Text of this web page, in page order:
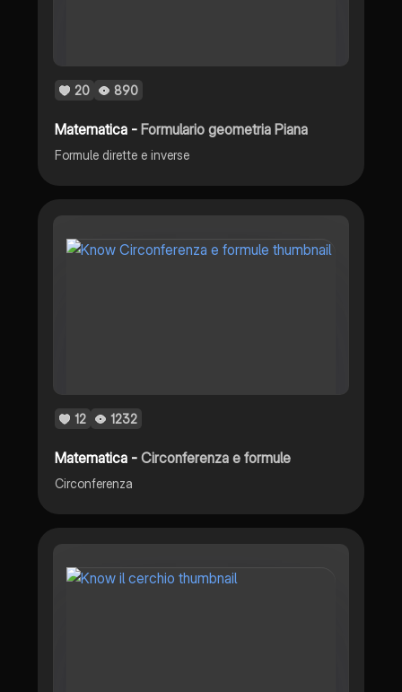
20 890
Matematica -Formulario geometria Piana
Formule dirette e inverse
12 1232
Matematica -Circonferenza e formule
Circonferenza